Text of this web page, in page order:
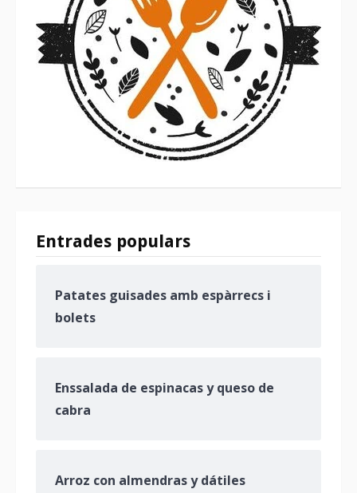
Entrades populars
Patates guisades amb espàrrecs i
bolets
Enssalada de espinacas y queso de
cabra
Arroz con almendras y dátiles